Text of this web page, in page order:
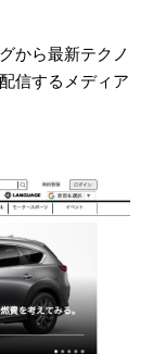
から最新テクノ
信するメディア